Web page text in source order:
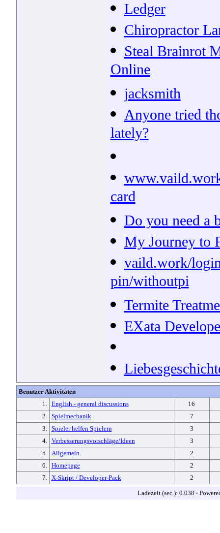
Ledger
Chiropractor
Steal Brainrot
Online
jacksmith
Anyone tried
lately?
card
Do you need a
My Journey to
vaild.work/
pin/withoutpi
Termite
EXata
Benutzer Aktivitäten
1.
English - general discussions
16
2.
Spielmechanik
7
3.
Spieler helfen Spielern
3
4.
Verbesserungsvorschläge/Ideen
3
5.
Allgemein
2
6.
Homepage
2
7.
X-Skript / Developer-Pack 2
Ladezeit (sec.): 0.038 ·